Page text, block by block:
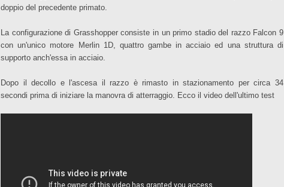
doppio del precedente primato.
La configurazione di Grasshopper consiste in un primo stadio del razzo Falcon 9
con un'unico motore Merlin 1D, quattro gambe in acciaio ed una struttura di
supporto anch'essa in acciaio.
Dopo il decollo e l'ascesa il razzo è rimasto in stazionamento per circa 34
secondi prima di iniziare la manovra di atterraggio. Ecco il video dell'ultimo test